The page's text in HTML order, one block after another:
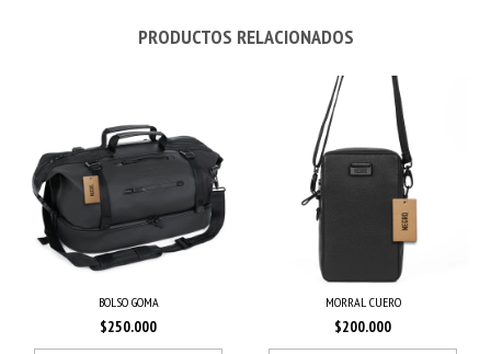
PRODUCTOS RELACIONADOS
BOLSO GOMA
$250.000
MORRAL CUERO
$200.000